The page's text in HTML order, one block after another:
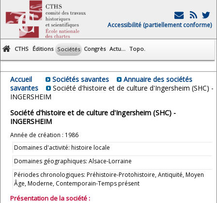
Accessibilité (partiellement conforme)
CTHS Éditions Sociétés Congrès Actu... Topo.
Accueil Sociétés savantes
Annuaire des sociétés
savantes
Société d'histoire et de culture d'Ingersheim (SHC) -
INGERSHEIM
Société d'histoire et de culture d'Ingersheim (SHC) -
INGERSHEIM
Année de création : 1986
Domaines d'activité: histoire locale
Domaines géographiques: Alsace-Lorraine
Périodes chronologiques: Préhistoire-Protohistoire, Antiquité, Moyen
Âge, Moderne, Contemporain-Temps présent
Présentation de la société :